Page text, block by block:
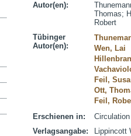
Autor(en):
Thomas;
Robert
Tübinger
Autor(en):
Wen, Lai
Feil,
Ott,
Feil,
Erschienen in:
Verlagsangabe:
Lippincott